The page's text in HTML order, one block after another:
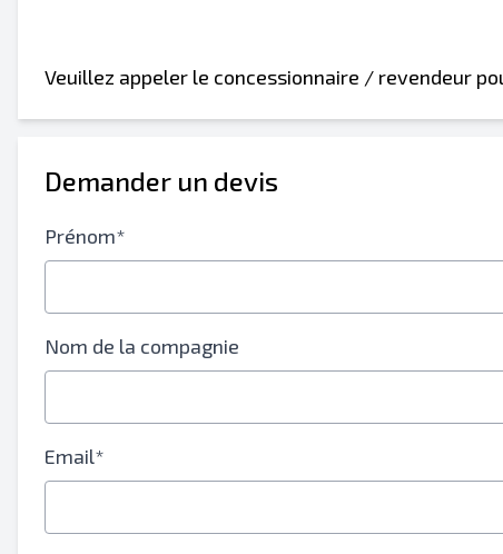
Veuillez appeler le concessionnaire / revendeur
Demander un devis
Prénom*
Nom de la compagnie
Email*
Information additionnelle